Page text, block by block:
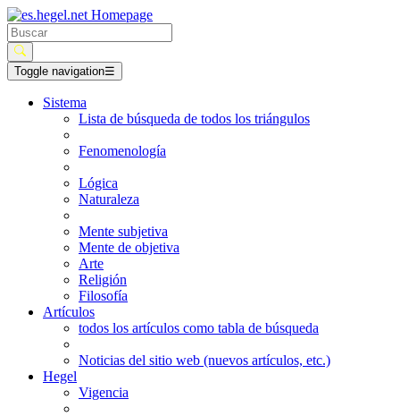
Toggle navigation☰
Sistema
Lista de búsqueda de todos los triángulos
Fenomenología
Lógica
Naturaleza
Mente subjetiva
Mente de objetiva
Arte
Religión
Filosofía
Artículos
todos los artículos como tabla de búsqueda
Noticias del sitio web (nuevos artículos, etc.)
Hegel
Vigencia